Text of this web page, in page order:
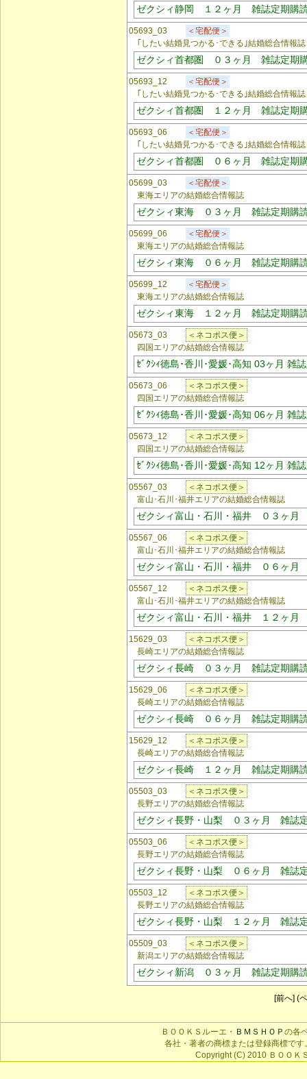
ゼクシィ静岡 １２ヶ月 雑誌定期購
05693_03
＜宅配便＞
｢したい結婚見つかる･できる｣結婚総合情報誌
ゼクシィ首都圏 ０３ヶ月 雑誌定期
05693_12
＜宅配便＞
｢したい結婚見つかる･できる｣結婚総合情報誌
ゼクシィ首都圏 １２ヶ月 雑誌定期
05693_06
＜宅配便＞
｢したい結婚見つかる･できる｣結婚総合情報誌
ゼクシィ首都圏 ０６ヶ月 雑誌定期
05699_03
＜宅配便＞
東海エリアの結婚総合情報誌
ゼクシィ東海 ０３ヶ月 雑誌定期購
05699_06
＜宅配便＞
東海エリアの結婚総合情報誌
ゼクシィ東海 ０６ヶ月 雑誌定期購
05699_12
＜宅配便＞
東海エリアの結婚総合情報誌
ゼクシィ東海 １２ヶ月 雑誌定期購
05673_03
＜ネコポス便＞
四国エリアの結婚総合情報誌
ｾﾞｸｼｨ徳島･香川･愛媛･高知 03ヶ月 雑
05673_06
＜ネコポス便＞
四国エリアの結婚総合情報誌
ｾﾞｸｼｨ徳島･香川･愛媛･高知 06ヶ月 雑
05673_12
＜ネコポス便＞
四国エリアの結婚総合情報誌
ｾﾞｸｼｨ徳島･香川･愛媛･高知 12ヶ月 雑
05567_03
＜ネコポス便＞
富山･石川･福井エリアの結婚総合情報誌
ゼクシィ富山・石川・福井 ０３ヶ月
05567_06
＜ネコポス便＞
富山･石川･福井エリアの結婚総合情報誌
ゼクシィ富山・石川・福井 ０６ヶ月
05567_12
＜ネコポス便＞
富山･石川･福井エリアの結婚総合情報誌
ゼクシィ富山・石川・福井 １２ヶ月
15629_03
＜ネコポス便＞
長崎エリアの結婚総合情報誌
ゼクシィ長崎 ０３ヶ月 雑誌定期購
15629_06
＜ネコポス便＞
長崎エリアの結婚総合情報誌
ゼクシィ長崎 ０６ヶ月 雑誌定期購
15629_12
＜ネコポス便＞
長崎エリアの結婚総合情報誌
ゼクシィ長崎 １２ヶ月 雑誌定期購
05503_03
＜ネコポス便＞
長野エリアの結婚総合情報誌
ゼクシィ長野・山梨 ０３ヶ月 雑誌
05503_06
＜ネコポス便＞
長野エリアの結婚総合情報誌
ゼクシィ長野・山梨 ０６ヶ月 雑誌
05503_12
＜ネコポス便＞
長野エリアの結婚総合情報誌
ゼクシィ長野・山梨 １２ヶ月 雑誌
05509_03
＜ネコポス便＞
新潟エリアの結婚総合情報誌
ゼクシィ新潟 ０３ヶ月 雑誌定期購
[前へ] (
ＢＯＯＫＳルーエ・ ＢＭＳＨＯＰ の各
各社・著者の商標または登録商標で
Copyright (C) 2010 ＢＯＯ